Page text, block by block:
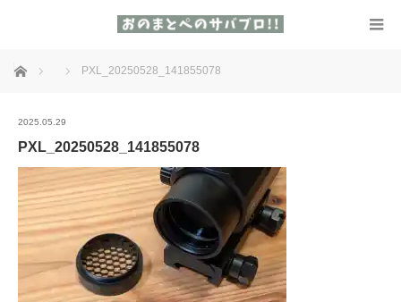
ホーム PXL_20250528_141855078
2025.05.29
PXL_20250528_141855078